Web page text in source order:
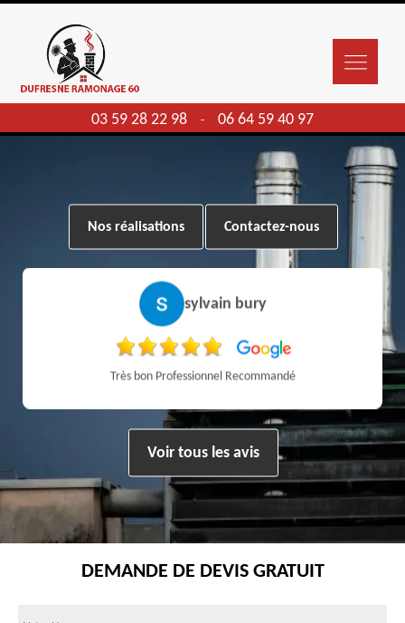
03 59 28 22 98 - 06 64 59 40 97
Nos réalisations Contactez-nous
sylvain bury
Très bon Professionnel Recommandé
Voir tous les avis
DEMANDE DE DEVIS GRATUIT